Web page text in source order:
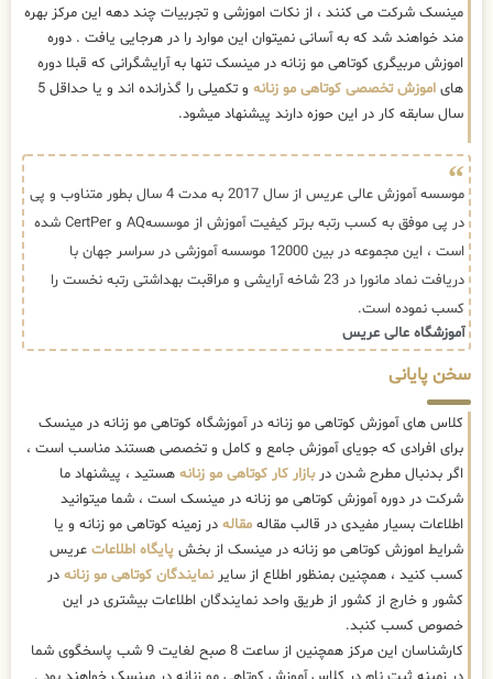
مینسک شرکت می کنند ، از نکات اموزشی و تجربیات چند دهه این مرکز بهره
مند خواهند شد که به آسانی نمیتوان این موارد را در هرجایی یافت . دوره
اموزش مربیگری کوتاهی مو زنانه در مینسک تنها به آرایشگرانی که قبلا دوره
های اموزش تخصصی کوتاهی مو زنانه
و تکمیلی را گذرانده اند و یا حداقل 5
سال سابقه کار در این حوزه دارند پیشنهاد میشود.
موسسه آموزش عالی عریس از سال 2017 به مدت 4 سال بطور متناوب و پی
در پی موفق به کسب رتبه برتر کیفیت آموزش از موسسهAQ و CertPer شده
است ، این مجموعه در بین 12000 موسسه آموزشی در سراسر جهان با
دریافت نماد مانورا در 23 شاخه آرایشی و مراقبت بهداشتی رتبه نخست را
کسب نموده است.
آموزشگاه عالی عریس
سخن پایانی
کلاس های آموزش کوتاهی مو زنانه در آموزشگاه کوتاهی مو زنانه در مینسک
برای افرادی که جویای آموزش جامع و کامل و تخصصی هستند مناسب است ،
اگر بدنبال مطرح شدن دربازار کار کوتاهی مو زنانه هستید ، پیشنهاد ما
شرکت در دوره آموزش کوتاهی مو زنانه در مینسک است ، شما میتوانید
اطلاعات بسیار مفیدی در قالب مقاله مقاله در زمینه کوتاهی مو زنانه و یا
شرایط اموزش کوتاهی مو زنانه در مینسک از بخش پایگاه اطلاعات عریس
کسب کنید ، همچنین بمنظور اطلاع از سایرنمایندگان کوتاهی مو زنانه در
کشور و خارج از کشور از طریق واحد نمایندگان اطلاعات بیشتری در این
خصوص کسب کنبد.
کارشناسان این مرکز همچنین از ساعت 8 صبح لغایت 9 شب پاسخگوی شما